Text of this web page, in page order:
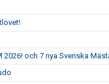
och 7 nya Svenska